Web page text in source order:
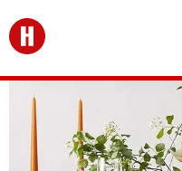
Перейти на главную